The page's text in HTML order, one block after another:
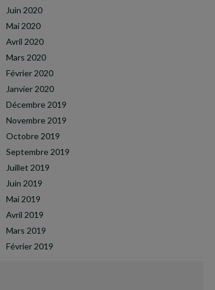
Juin 2020
Mai 2020
Avril 2020
Mars 2020
Février 2020
Janvier 2020
Décembre 2019
Novembre 2019
Octobre 2019
Septembre 2019
Juillet 2019
Juin 2019
Mai 2019
Avril 2019
Mars 2019
Février 2019